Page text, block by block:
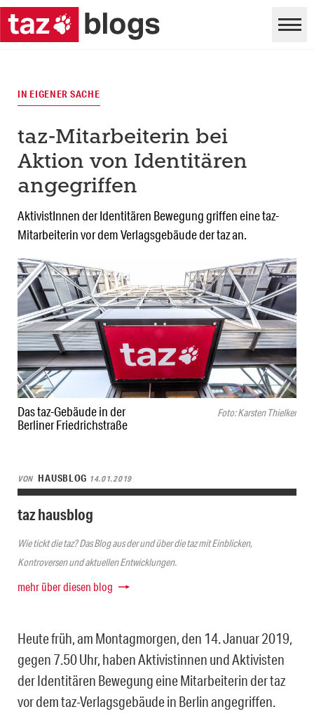
Das taz-Gebäude in der
Berliner Friedrichstraße
Foto: Karsten Thielker
IN EIGENER SACHE
taz-Mitarbeiterin bei
Aktion von Identitären
angegriffen
AktivistInnen der Identitären Bewegung griffen eine taz-
Mitarbeiterin vor dem Verlagsgebäude der taz an.
VON HAUSBLOG 14.01.2019
taz hausblog
Wie tickt die taz? Das Blog aus der und über die taz mit Einblicken,
Kontroversen und aktuellen Entwicklungen.
mehr über diesen blog
Heute früh, am Montagmorgen, den 14. Januar 2019,
gegen 7.50 Uhr, haben Aktivistinnen und Aktivisten
der Identitären Bewegung eine Mitarbeiterin der taz
vor dem taz-Verlagsgebäude in Berlin angegriffen.